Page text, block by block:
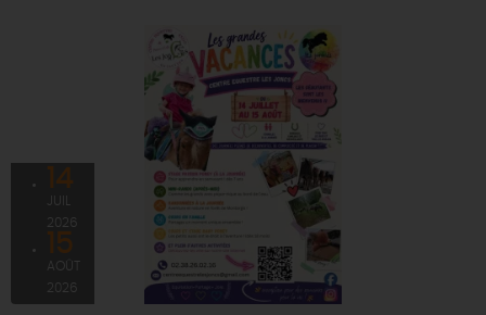
14
2026
15
AOÛT
2026